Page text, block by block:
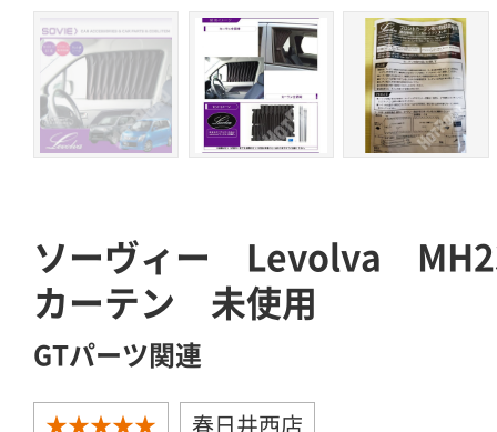
ソーヴィー Levolva
カーテン 未使用
GTパーツ関連
★★★★★ 春日井西店